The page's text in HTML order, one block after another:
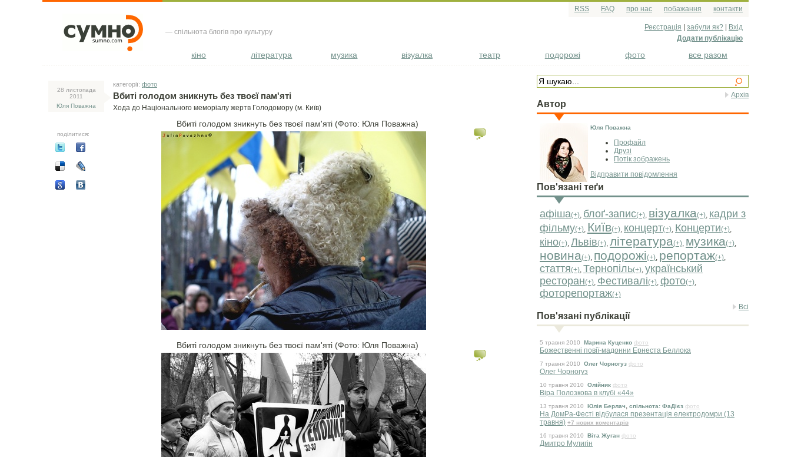
— спільнота блогів про культуру
RSS FAQ про нас побажання контакти
Реєстрація забули як?
Вхід
Додати публікацію
кіно література музика візуалка театр подорожі фото все разом
Архів
Автор
Юля Поважна
Профайл
Друзі
Потік зображень
Відправити повідомлення
Пов'язані теґи
афіша(+), блоґ-запис(+), візуалка(+), кадри з
фільму(+), Київ(+), концерт(+), Концерти(+),
кіно(+), Львів(+), література(+), музика(+),
новина(+), подорожі(+), репортаж(+),
стаття(+), Тернопіль(+), український
ресторан(+), Фестивалі(+), фото(+),
фоторепортаж(+)
Всі
Пов'язані публікації
5 травня 2010 Марина Куценко фото
Божественні повії-мадонни Ернеста Беллока
7 травня 2010 Олег Чорногуз фото
Олег Чорногуз
10 травня 2010 Олійник фото
Віра Полозкова в клубі «44»
13 травня 2010 Юлія Берлач, спільнота: ФаДієз фото
На ДомРа-Фесті відбулася презентація електродомри (13
травня) +7 нових коментарів
16 травня 2010
Вітa Жуган фото
Дмитро Мулигін
28 листопада
2011
Юля Поважна
поділитися:
категорії: фото
Вбиті голодом зникнуть без твоєї пам'яті
Хода до Національного меморіалу жертв Голодомору (м. Київ)
Вбиті голодом зникнуть без твоєї пам'яті (Фото: Юля Поважна)
Вбиті голодом зникнуть без твоєї пам'яті (Фото: Юля Поважна)